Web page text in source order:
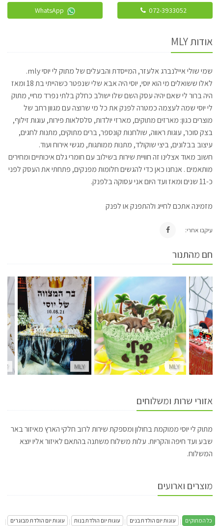
אודות MLY
שמי שולי איילנברג אלעזר, המייסדת והבעלים של מתוק לי יוסי mly.
לאלו ששואלים מי הוא יוסי, יוסי היה אבא שלי שנפטר כשהייתי בת 18 ומאז
היה ברור לי שאם יהיה עסק השם שלו ישולב כחלק בלתי נפרד מחיי, מתוק
לי יוסי שמה לעצמה כמטרה לפנק את כל מי שרוצה עם מגוון רחב של
מוצרים כגון: מארזים מתוקים, מארזי יולדות, סלסלאות פירות, עוגות זילוף,
בצק סוכר, עוגות ראווה, שולחנות קונספר, ברים מתוקים, מתנות לחגים,
עיצוב בבלונים, ביצי שוקולד, מתנות ממותגות, מגשי אירוח ועוד.
חשוב מאוד אצלינו זה חוויית שירות בשילוב עם חומרי גלם איכותיים ומחירים
מותאמים . אנחנו כאן כדי להגשים חלומות מפנקים, פתחתי את העסק לפני
כ-11 שנים ומאז ועד היום אני עסוקה בלפנק.
מזמינה אתכם לחייג ולהתפנק או לפנק
עיקבו אחרי:
חם מהתנור
MLY
MLY
אזורי שרות ומשלוחים
מתוק לי יוסי ממוקמת בחולון ומספקת שירות לרוב חלקי הארץ מאיזור באר
שבע ועד חיפה והקריות. עלות משלוח משתנה בהתאם לאיזור אליו יוצא
המשלוח.
מוצרים וארועים
כל המתוקים | עוגות יום הולדת בנים | עוגות יום הולדת בנות | עוגות יום הולדת מבוגרים
|